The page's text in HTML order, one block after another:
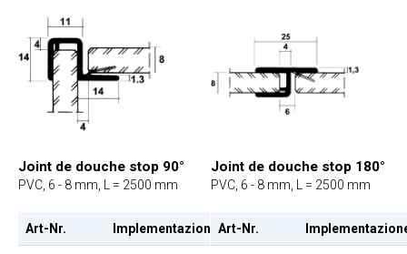
Joint de douche stop 90°
PVC, 6 - 8 mm, L = 2500 mm
Art-Nr. Implementazione EP
Joint de douche stop 180°
PVC, 6 - 8 mm, L = 2500 mm
Art-Nr.